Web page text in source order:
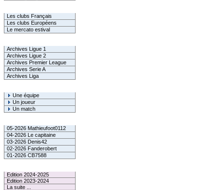
Les clubs Français
Les clubs Européens
Le mercato estival
Archives Ligue 1
Archives Ligue 2
Archives Premier League
Archives Serie A
Archives Liga
Une équipe
Un joueur
Un match
05-2026 Mathieufoot0112
04-2026 Le capitaine
03-2026 Denis42
02-2026 Fanderobert
01-2026 CB7588
Edition 2024-2025
Edition 2023-2024
La suite ...